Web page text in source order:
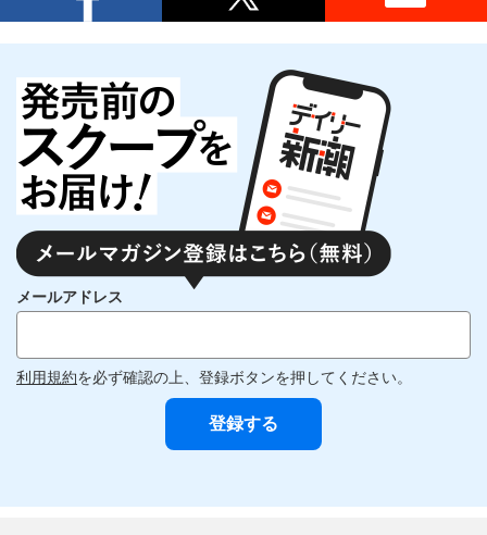
メールアドレス
利用規約を必ず確認の上、登録ボタンを押してください。